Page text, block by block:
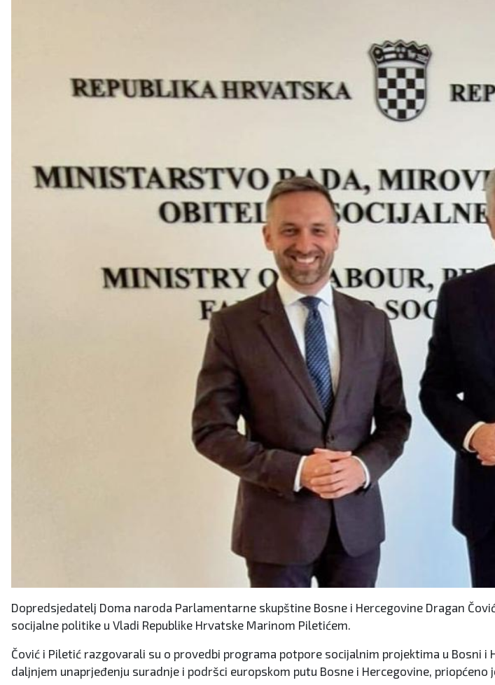
Dopredsjedatelj Doma naroda Parlamentarne skupštine Bosne i Hercegovine Dragan
socijalne politike u Vladi Republike Hrvatske Marinom Piletićem.
Čović i Piletić razgovarali su o provedbi programa potpore socijalnim projektima u
daljnjem unaprjeđenju suradnje i podršci europskom putu Bosne i Hercegovine, priopćeno